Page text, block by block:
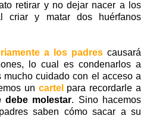
retirar y no dejar nacer a los
criar y matar dos huérfanos
a los padres causará
lo cual es condenarlos a
mucho cuidado con el acceso a
un cartel para recordarle a
debe molestar. Sino hacemos
saben cómo sacar a su